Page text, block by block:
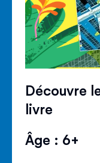
Découvre
livre
Âge : 6+